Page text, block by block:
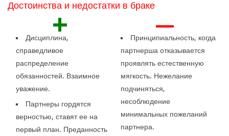
Достоинства и недостатки в браке
+
Дисциплина,
справедливое
распределение
обязанностей. Взаимное
уважение.
Партнеры гордятся
верностью, ставят ее на
первый план. Преданность
—
Принципиальность, когда
партнерша отказывается
проявлять естественную
мягкость. Нежелание
подчиняться,
несоблюдение
минимальных пожеланий
партнера.